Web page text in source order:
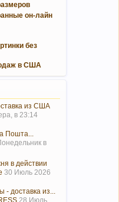
он-лайн
без
в США
из США
в 23:14
Пошта...
в
в действии
30 Июль 2026
- доставка из...